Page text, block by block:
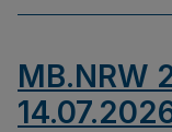
MB.NRW